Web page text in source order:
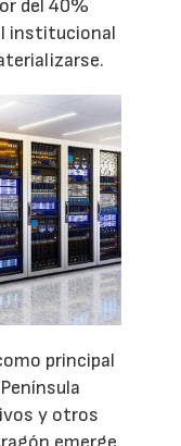
del 40%
institucional
principal
y otros